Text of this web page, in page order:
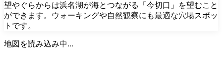
望やぐらからは浜名湖が海とつながる「今切口」を望むこと
ができます。ウォーキングや自然観察にも最適な穴場スポッ
トです。
地図を読み込み中...